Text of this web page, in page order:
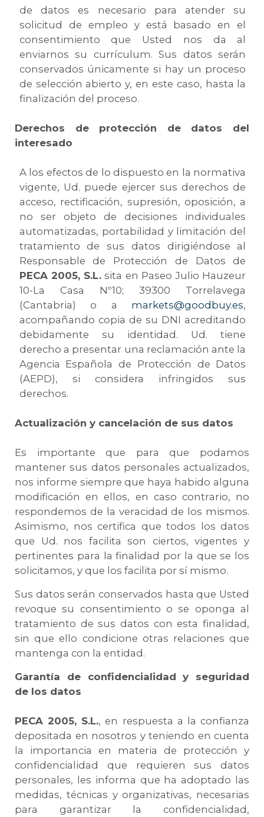
de datos es necesario para atender su
solicitud de empleo y está basado en el
consentimiento que Usted nos da al
enviarnos su currículum. Sus datos serán
conservados únicamente si hay un proceso
de selección abierto y, en este caso, hasta la
finalización del proceso.
Derechos de protección de datos del
interesado
A los efectos de lo dispuesto en la normativa
vigente, Ud. puede ejercer sus derechos de
acceso, rectificación, supresión, oposición, a
no ser objeto de decisiones individuales
automatizadas, portabilidad y limitación del
tratamiento de sus datos dirigiéndose al
Responsable de Protección de Datos de
PECA 2005, S.L. sita en Paseo Julio Hauzeur
10-La Casa Nº10; 39300 Torrelavega
(Cantabria)o a markets@goodbuy.es,
acompañando copia de su DNI acreditando
debidamente su identidad. Ud. tiene
derecho a presentar una reclamación ante la
Agencia Española de Protección de Datos
(AEPD), si considera infringidos sus
derechos.
Actualización y cancelación de sus datos
Es importante que para que podamos
mantener sus datos personales actualizados,
nos informe siempre que haya habido alguna
modificación en ellos, en caso contrario, no
respondemos de la veracidad de los mismos.
Asimismo, nos certifica que todos los datos
que Ud. nos facilita son ciertos, vigentes y
pertinentes para la finalidad por la que se los
solicitamos, y que los facilita por sí mismo.
Sus datos serán conservados hasta que Usted
revoque su consentimiento o se oponga al
tratamiento de sus datos con esta finalidad,
sin que ello condicione otras relaciones que
mantenga con la entidad.
Garantía de confidencialidad y seguridad
de los datos
PECA 2005, S.L., en respuesta a la confianza
depositada en nosotros y teniendo en cuenta
la importancia en materia de protección y
confidencialidad que requieren sus datos
personales, les informa que ha adoptado las
medidas, técnicas y organizativas, necesarias
para garantizar la confidencialidad,